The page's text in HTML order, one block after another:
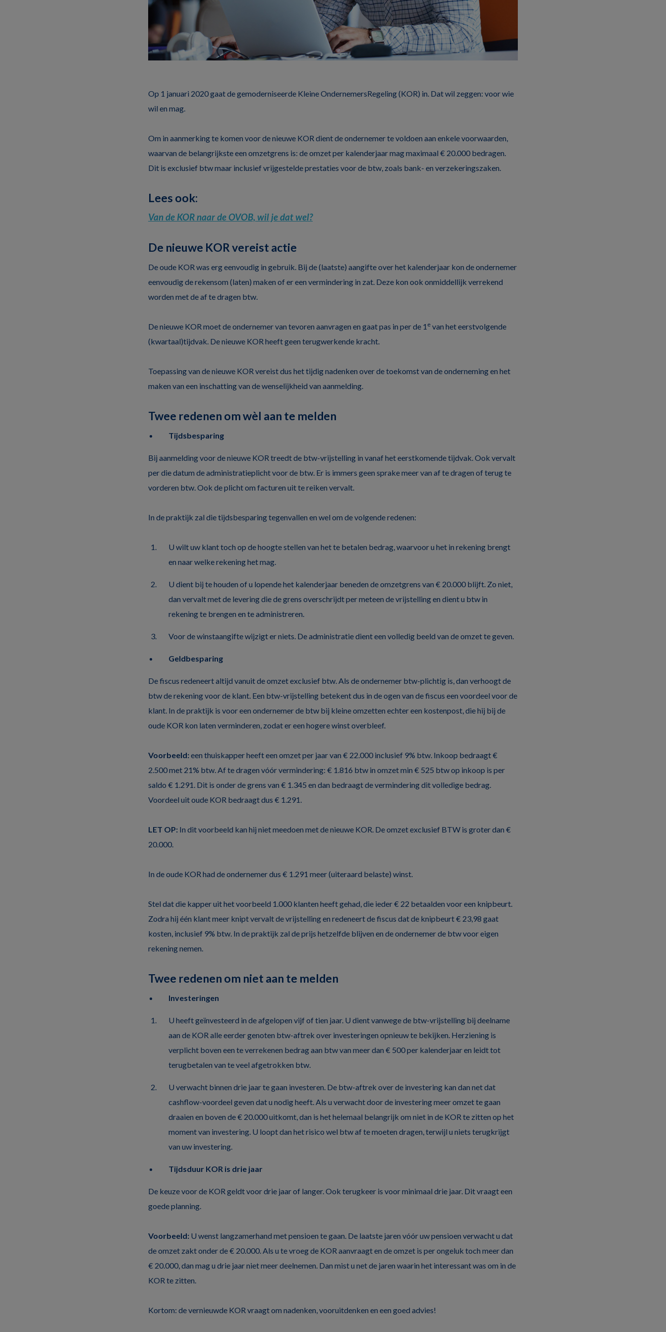
Op 1 januari 2020 gaat de gemoderniseerde Kleine OndernemersRegeling (KOR) in. Dat wil zeggen: voor wie
wil en mag.
Om in aanmerking te komen voor de nieuwe KOR dient de ondernemer te voldoen aan enkele voorwaarden,
waarvan de belangrijkste een omzetgrens is: de omzet per kalenderjaar mag maximaal € 20.000 bedragen.
Dit is exclusief btw maar inclusief vrijgestelde prestaties voor de btw, zoals bank- en verzekeringszaken.
Lees ook:
Van de KOR naar de OVOB, wil je dat wel?
De nieuwe KOR vereist actie
De oude KOR was erg eenvoudig in gebruik. Bij de (laatste) aangifte over het kalenderjaar kon de ondernemer
eenvoudig de rekensom (laten) maken of er een vermindering in zat. Deze kon ook onmiddellijk verrekend
worden met de af te dragen btw.
De nieuwe KOR moet de ondernemer van tevoren aanvragen en gaat pas in per de 1 e van het eerstvolgende
(kwartaal)tijdvak. De nieuwe KOR heeft geen terugwerkende kracht.
Toepassing van de nieuwe KOR vereist dus het tijdig nadenken over de toekomst van de onderneming en het
maken van een inschatting van de wenselijkheid van aanmelding.
Twee redenen om wèl aan te melden
Tijdsbesparing
Bij aanmelding voor de nieuwe KOR treedt de btw-vrijstelling in vanaf het eerstkomende tijdvak. Ook vervalt
per die datum de administratieplicht voor de btw. Er is immers geen sprake meer van af te dragen of terug te
vorderen btw. Ook de plicht om facturen uit te reiken vervalt.
In de praktijk zal die tijdsbesparing tegenvallen en wel om de volgende redenen:
U wilt uw klant toch op de hoogte stellen van het te betalen bedrag, waarvoor u het in rekening brengt
en naar welke rekening het mag.
U dient bij te houden of u lopende het kalenderjaar beneden de omzetgrens van € 20.000 blijft. Zo niet,
dan vervalt met de levering die de grens overschrijdt per meteen de vrijstelling en dient u btw in
rekening te brengen en te administreren.
Voor de winstaangifte wijzigt er niets. De administratie dient een volledig beeld van de omzet te geven.
Geldbesparing
De fiscus redeneert altijd vanuit de omzet exclusief btw. Als de ondernemer btw-plichtig is, dan verhoogt de
btw de rekening voor de klant. Een btw-vrijstelling betekent dus in de ogen van de fiscus een voordeel voor de
klant. In de praktijk is voor een ondernemer de btw bij kleine omzetten echter een kostenpost, die hij bij de
oude KOR kon laten verminderen, zodat er een hogere winst overbleef.
Voorbeeld:een thuiskapper heeft een omzet per jaar van € 22.000 inclusief 9% btw. Inkoop bedraagt €
2.500 met 21% btw. Af te dragen vóór vermindering: € 1.816 btw in omzet min € 525 btw op inkoop is per
saldo € 1.291. Dit is onder de grens van € 1.345 en dan bedraagt de vermindering dit volledige bedrag.
Voordeel uit oude KOR bedraagt dus € 1.291.
LET OP: In dit voorbeeld kan hij niet meedoen met de nieuwe KOR. De omzet exclusief BTW is groter dan €
20.000.
In de oude KOR had de ondernemer dus € 1.291 meer (uiteraard belaste) winst.
Stel dat die kapper uit het voorbeeld 1.000 klanten heeft gehad, die ieder € 22 betaalden voor een knipbeurt.
Zodra hij één klant meer knipt vervalt de vrijstelling en redeneert de fiscus dat de knipbeurt € 23,98 gaat
kosten, inclusief 9% btw. In de praktijk zal de prijs hetzelfde blijven en de ondernemer de btw voor eigen
rekening nemen.
Twee redenen om niet aan te melden
Investeringen
U heeft geïnvesteerd in de afgelopen vijf of tien jaar. U dient vanwege de btw-vrijstelling bij deelname
aan de KOR alle eerder genoten btw-aftrek over investeringen opnieuw te bekijken. Herziening is
verplicht boven een te verrekenen bedrag aan btw van meer dan € 500 per kalenderjaar en leidt tot
terugbetalen van te veel afgetrokken btw.
U verwacht binnen drie jaar te gaan investeren. De btw-aftrek over de investering kan dan net dat
cashflow-voordeel geven dat u nodig heeft. Als u verwacht door de investering meer omzet te gaan
draaien en boven de € 20.000 uitkomt, dan is het helemaal belangrijk om niet in de KOR te zitten op het
moment van investering. U loopt dan het risico wel btw af te moeten dragen, terwijl u niets terugkrijgt
van uw investering.
Tijdsduur KOR is drie jaar
De keuze voor de KOR geldt voor drie jaar of langer. Ook terugkeer is voor minimaal drie jaar. Dit vraagt een
goede planning.
Voorbeeld: U wenst langzamerhand met pensioen te gaan. De laatste jaren vóór uw pensioen verwacht u dat
de omzet zakt onder de € 20.000. Als u te vroeg de KOR aanvraagt en de omzet is per ongeluk toch meer dan
€ 20.000, dan mag u drie jaar niet meer deelnemen. Dan mist u net de jaren waarin het interessant was om in de
KOR te zitten.
Kortom: de vernieuwde KOR vraagt om nadenken, vooruitdenken en een goed advies!